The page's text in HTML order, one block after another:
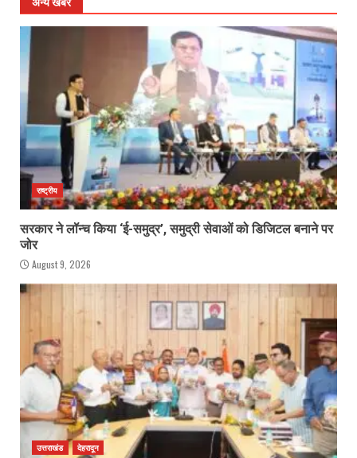
राष्ट्रीय
सरकार ने लॉन्च किया ‘ई-समुद्र’, समुद्री सेवाओं को डिजिटल बनाने पर
जोर
August 9, 2026
उत्तराखंड देहरादून